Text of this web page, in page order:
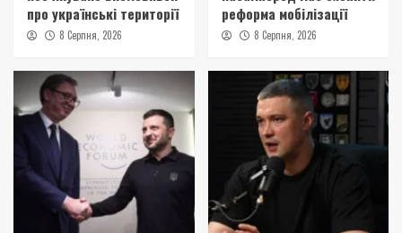
про українські території
8 Серпня, 2026
реформа мобілізації
8 Серпня, 2026